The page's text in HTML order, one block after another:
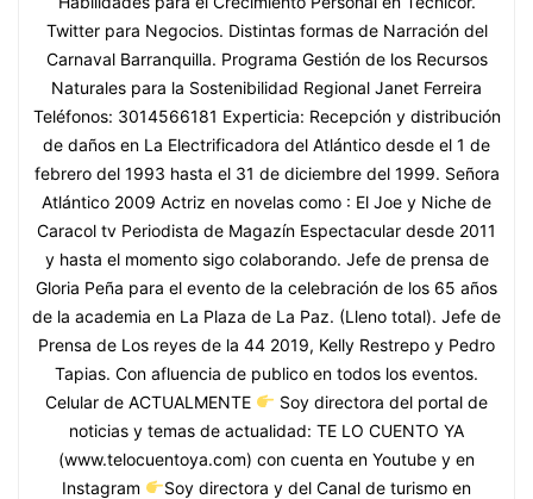
Twitter para Negocios. Distintas formas de Narración del
Carnaval Barranquilla. Programa Gestión de los Recursos
Naturales para la Sostenibilidad Regional Janet Ferreira
Teléfonos: 3014566181 Experticia: Recepción y distribución
de daños en La Electrificadora del Atlántico desde el 1 de
febrero del 1993 hasta el 31 de diciembre del 1999. Señora
Atlántico 2009 Actriz en novelas como : El Joe y Niche de
Caracol tv Periodista de Magazín Espectacular desde 2011
y hasta el momento sigo colaborando. Jefe de prensa de
Gloria Peña para el evento de la celebración de los 65 años
de la academia en La Plaza de La Paz. (Lleno total). Jefe de
Prensa de Los reyes de la 44 2019, Kelly Restrepo y Pedro
Tapias. Con afluencia de publico en todos los eventos.
Celular de ACTUALMENTE
Soy directora del portal de
noticias y temas de actualidad: TE LO CUENTO YA
(www.telocuentoya.com) con cuenta en Youtube y en
Instagram
Soy directora y del Canal de turismo en